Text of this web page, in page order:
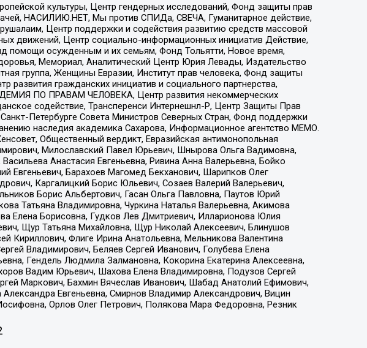
культуры, Центр гендерных исследований, Фонд защиты прав
НАСИЛИЮ.НЕТ, Мы против СПИДа, СВЕЧА, Гуманитарное действие,
Центр поддержки и содействия развитию средств массовой
движений, Центр социально-информационных инициатив Действие,
помощи осужденным и их семьям, Фонд Тольятти, Новое время,
Мемориал, Аналитический Центр Юрия Левады, Издательство
группа, Женщины Евразии, Институт прав человека, Фонд защиты
развития гражданских инициатив и социального партнерства,
ПО ПРАВАМ ЧЕЛОВЕКА, Центр развития некоммерческих
содействие, Трансперенси Интернешнл-Р, Центр Защиты Прав
Петербурге Совета Министров Северных Стран, Фонд поддержки
наследия академика Сахарова, Информационное агентство МЕМО.
Общественный вердикт, Евразийская антимонопольная
Милославский Павел Юрьевич, Шнырова Ольга Вадимовна,
Анастасия Евгеньевна, Ривина Анна Валерьевна, Бойко
Евгеньевич, Барахоев Магомед Бекханович, Шарипков Олег
Каргалицкий Борис Юльевич, Созаев Валерий Валерьевич,
Борис Альбертович, Гасан Ольга Павловна, Паутов Юрий
Татьяна Владимировна, Чуркина Наталья Валерьевна, Акимова
Елена Борисовна, Гудков Лев Дмитриевич, Илларионова Юлия
Щур Татьяна Михайловна, Щур Николай Алексеевич, Блинушов
Кириллович, Флиге Ирина Анатольевна, Мельникова Валентина
Владимирович, Беляев Сергей Иванович, Голубева Елена
Гендель Людмила Залмановна, Кокорина Екатерина Алексеевна,
Вадим Юрьевич, Шахова Елена Владимировна, Подузов Сергей
Маркович, Бахмин Вячеслав Иванович, Шабад Анатолий Ефимович,
Евгеньевна, Смирнов Владимир Александрович, Вицин
Орлов Олег Петрович, Полякова Мара Федоровна, Резник